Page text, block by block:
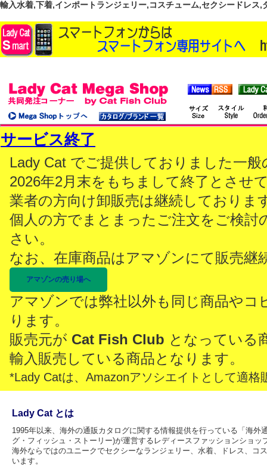
輸入水着,下着,インポートランジェリー,コスチューム,セクシードレス
サービス終了
Lady Cat でご提供しておりました一
2026年2月末をもちまして終了とさせ
業者の方向け卸販売は継続しておりま
個人の方でまとまったご注文をご検討
さい。
なお、在庫商品はアマゾンにて販売継
アマゾンの売り場へ
アマゾンでは弊社以外も同じ商品やコ
ります。
販売元が Cat Fish Club となっている
輸入販売している商品となります。
*Lady Catは、Amazonアソシエイトとして適格
Lady Cat とは
1995年以来、海外の通販カタログに関する情報提供を行っている「海
グ・フィッシュ・ストーリー)が運営するレディースファッションショッ
海外ならではのユニークでセクシーなランジェリー、水着、ドレス、コ
います。